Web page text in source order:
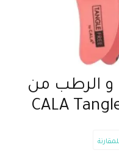
و الرطب من